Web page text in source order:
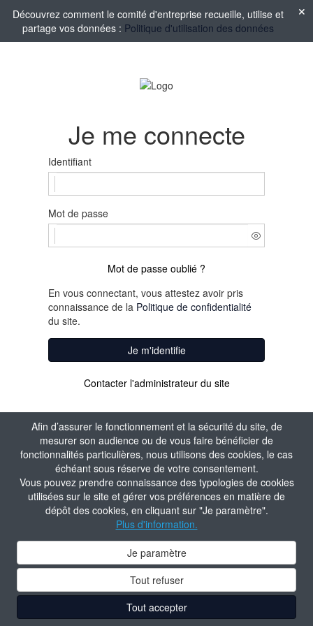
Afin d’assurer le fonctionnement et la sécurité du site, de
mesurer son audience ou de vous faire bénéficier de
fonctionnalités particulières, nous utilisons des cookies, le cas
échéant sous réserve de votre consentement.
Vous pouvez prendre connaissance des typologies de cookies
utilisées sur le site et gérer vos préférences en matière de
dépôt des cookies, en cliquant sur "Je paramètre".
Plus d'information.
Je paramètre
Tout refuser
Tout accepter
Découvrez comment le comité d'entreprise recueille, utilise et
partage vos données : Politique d'utilisation des données
Je me connecte
Identifiant
Mot de passe
Mot de passe oublié ?
En vous connectant, vous attestez avoir pris
connaissance de la Politique de confidentialité
du site.
Je m'identifie
Contacter l'administrateur du site